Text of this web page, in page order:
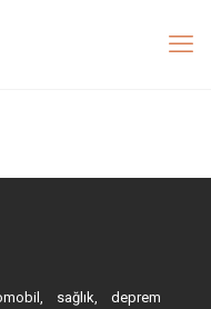
sağlık, deprem